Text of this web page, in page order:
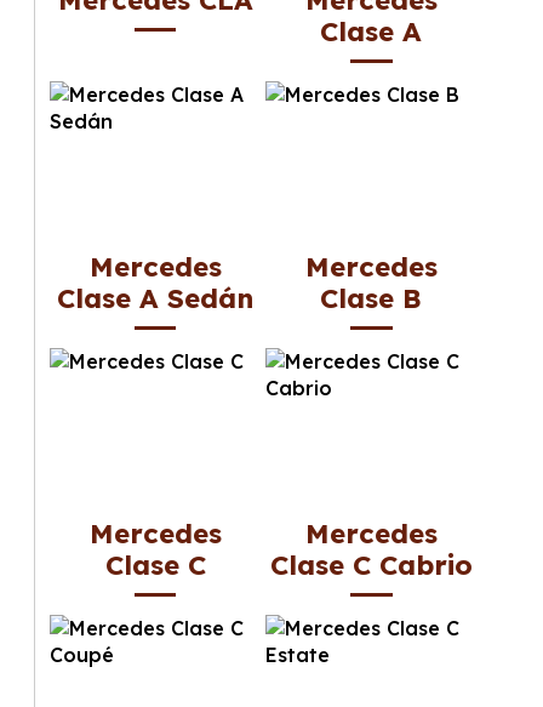
Clase A
Mercedes
Clase A Sedán
Mercedes
Clase B
Mercedes
Clase C
Mercedes
Clase C Cabrio